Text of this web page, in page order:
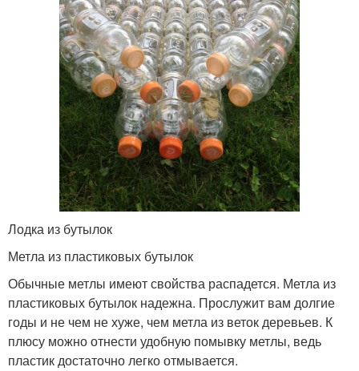
Лодка из бутылок
Метла из пластиковых бутылок
Обычные метлы имеют свойства распадется. Метла из
пластиковых бутылок надежна. Прослужит вам долгие
годы и не чем не хуже, чем метла из веток деревьев. К
плюсу можно отнести удобную помывку метлы, ведь
пластик достаточно легко отмывается.